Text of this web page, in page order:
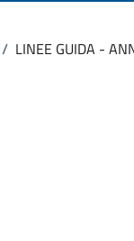
/ LINEE GUIDA -